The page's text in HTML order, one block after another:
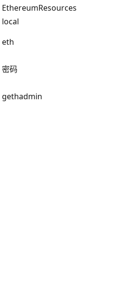
EthereumResources
local
eth
密码
gethadmin